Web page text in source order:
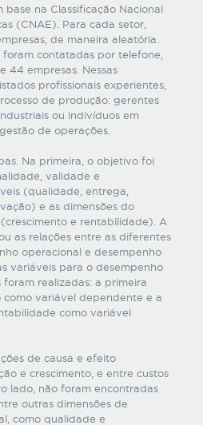
base na Classificação Nacional
(CNAE). Para cada setor,
de maneira aleatória.
contatadas por telefone,
44 empresas. Nessas
profissionais experientes,
de produção: gerentes
ou indivíduos em
de operações.
Na primeira, o objetivo foi
validade e
(qualidade, entrega,
e as dimensões do
e rentabilidade). A
as relações entre as diferentes
operacional e desempenho
variáveis para o desempenho
foram realizadas: a primeira
como variável dependente e a
como variável
de causa e efeito
e crescimento, e entre custos
lado, não foram encontradas
outras dimensões de
como qualidade e